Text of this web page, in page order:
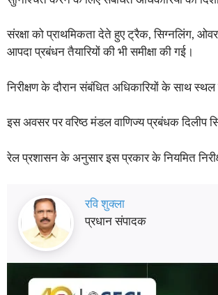
संरक्षा को प्राथमिकता देते हुए ट्रैक, सिग्नलिंग,
आपदा प्रबंधन तैयारियों की भी समीक्षा की गई।
निरीक्षण के दौरान संबंधित अधिकारियों के साथ
इस अवसर पर वरिष्ठ मंडल वाणिज्य प्रबंधक दिलीप
रेल प्रशासन के अनुसार इस प्रकार के नियमित
रवि शुक्ला
प्रधान संपादक